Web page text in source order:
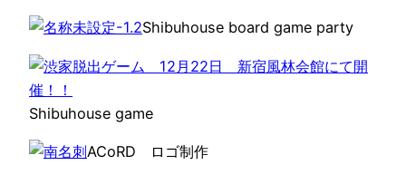
Shibuhouse board game party
Shibuhouse game
ACoRD ロゴ制作